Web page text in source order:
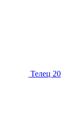
Телец 20